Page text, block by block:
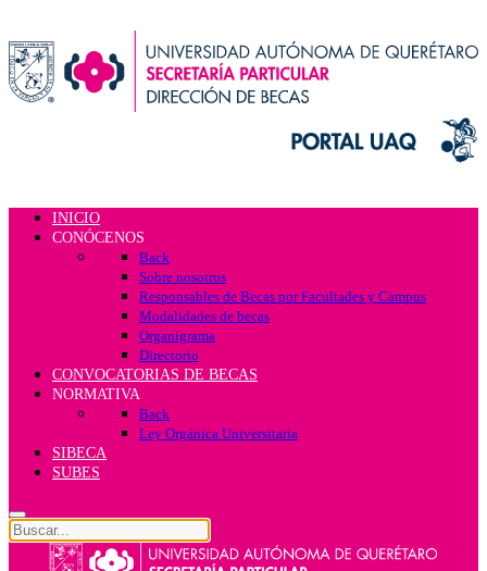
INICIO
CONÓCENOS
Back
Sobre nosotros
Responsables de Becas por Facultades y Campus
Modalidades de becas
Organigrama
Directorio
CONVOCATORIAS DE BECAS
NORMATIVA
Back
Ley Orgánica Universitaria
SIBECA
SUBES